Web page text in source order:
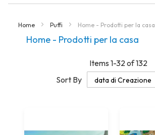
Home Puffi Home - Prodotti per la casa
Home - Prodotti per la casa
Items 1-32of132
Sort By